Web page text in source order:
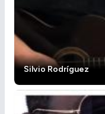
Silvio Rodríguez